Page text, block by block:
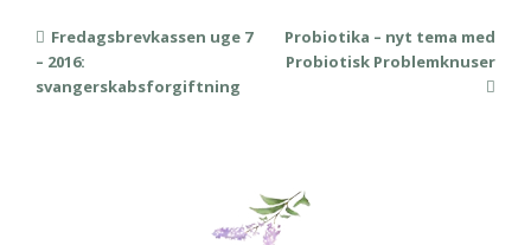
previous
post:
Fredagsbrevkassen uge 7
– 2016:
svangerskabsforgiftning
next
post:
Probiotika – nyt tema med
Probiotisk Problemknuser